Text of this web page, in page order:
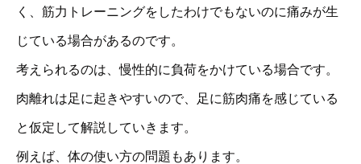
く、筋力トレーニングをしたわけでもないのに痛みが生
じている場合があるのです。
考えられるのは、慢性的に負荷をかけている場合です。
肉離れは足に起きやすいので、足に筋肉痛を感じている
と仮定して解説していきます。
例えば、体の使い方の問題もあります。